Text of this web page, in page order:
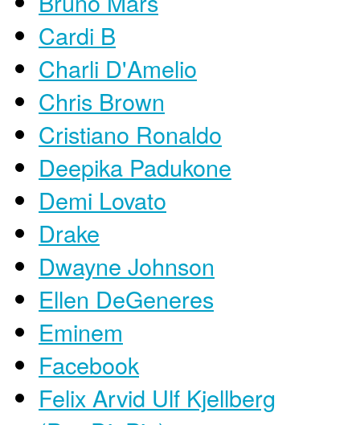
Cardi B
Charli D'Amelio
Chris Brown
Cristiano Ronaldo
Deepika Padukone
Demi Lovato
Drake
Dwayne Johnson
Ellen DeGeneres
Eminem
Facebook
Felix Arvid Ulf Kjellberg